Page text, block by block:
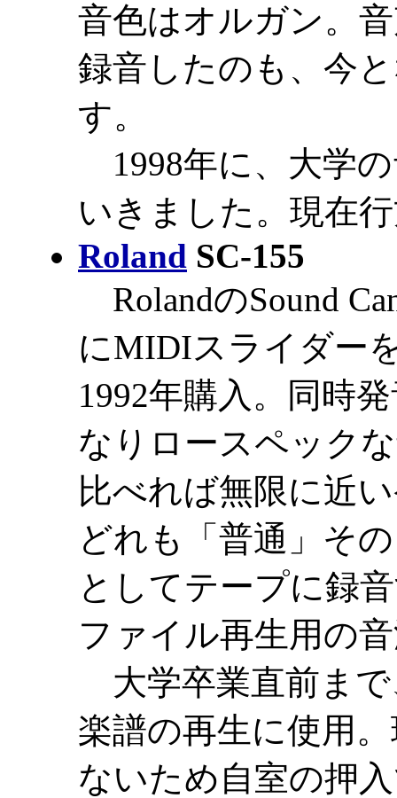
音色はオルガン。
録音したのも、今
す。
1998年に、大学
いきました。現在
Roland SC-155
RolandのSound
にMIDIスライダー
1992年購入。同時
なりロースペック
比べれば無限に近
どれも「普通」そ
としてテープに録
ファイル再生用の
大学卒業直前ま
楽譜の再生に使用
ないため自室の押